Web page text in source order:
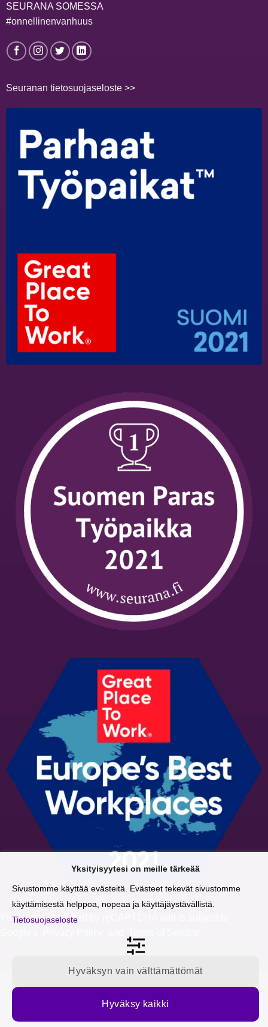
SEURANA SOMESSA
#onnellinenvanhuus
Seuranan tietosuojaseloste >>
This site is protected by reCAPTCHA and is subject to
Yksityisyytesi on meille tärkeää
Sivustomme käyttää evästeitä. Evästeet tekevät sivustomme
käyttämisestä helppoa, nopeaa ja käyttäjäystävällistä.
Tietosuojaseloste
Hyväksy kaikki
Hyväksyn vain välttämättömät